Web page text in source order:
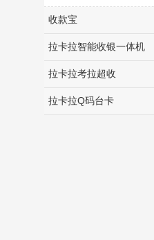
收款宝
拉卡拉智能收银一体机
拉卡拉考拉超收
拉卡拉Q码台卡